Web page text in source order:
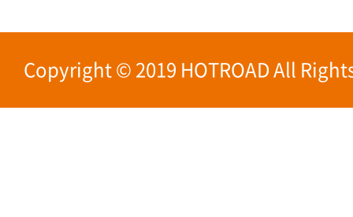
Copyright © 2019 HOTROAD All